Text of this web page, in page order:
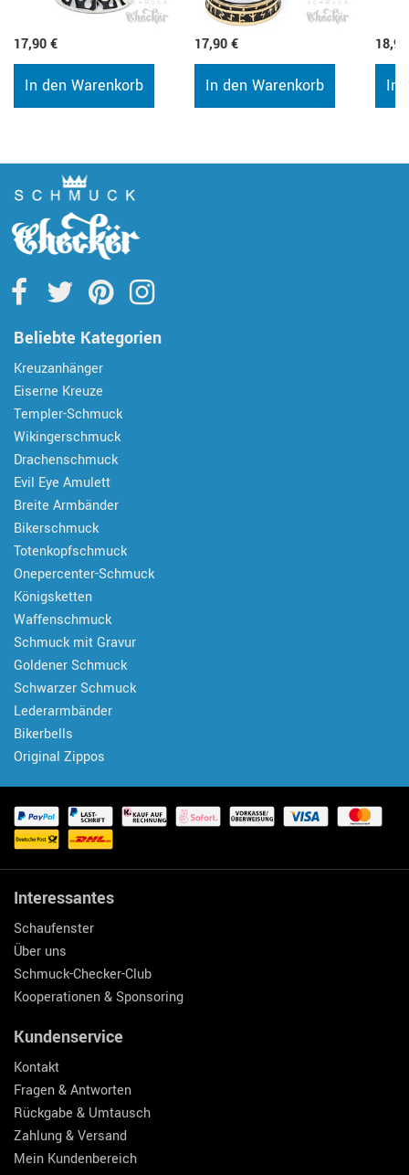
17,90 €
In den Warenkorb
17,90 €
In den Warenkorb In
Beliebte Kategorien
Kreuzanhänger
Eiserne Kreuze
Templer-Schmuck
Wikingerschmuck
Drachenschmuck
Evil Eye Amulett
Breite Armbänder
Bikerschmuck
Totenkopfschmuck
Onepercenter-Schmuck
Königsketten
Waffenschmuck
Schmuck mit Gravur
Goldener Schmuck
Schwarzer Schmuck
Lederarmbänder
Bikerbells
Original Zippos
Interessantes
Schaufenster
Über uns
Schmuck-Checker-Club
Kooperationen & Sponsoring
Kundenservice
Kontakt
Fragen & Antworten
Rückgabe & Umtausch
Zahlung & Versand
Mein Kundenbereich